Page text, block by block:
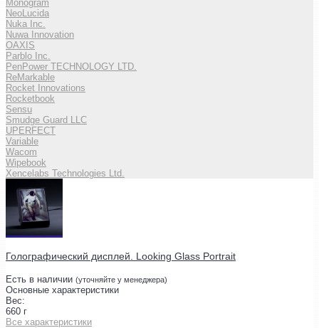
Monogram
NeoLucida
Nuka Inc.
Nuwa Innovation
OAXIS
Parblo Inc.
PenPower TECHNOLOGY LTD.
ReMarkable
Rocket Innovations
Rocketbook
Sensu
Smudge Guard LLC
UPERFECT
Variable
Wacom
Wipebook
Xencelabs Technologies Ltd.
Голографический дисплей. Looking Glass Portrait
Есть в наличии (уточняйте у менеджера)
Основные характеристики
Вес:
660 г
Все характеристики